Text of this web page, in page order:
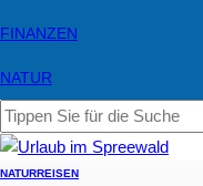
FINANZEN
NATUR
NATURREISEN